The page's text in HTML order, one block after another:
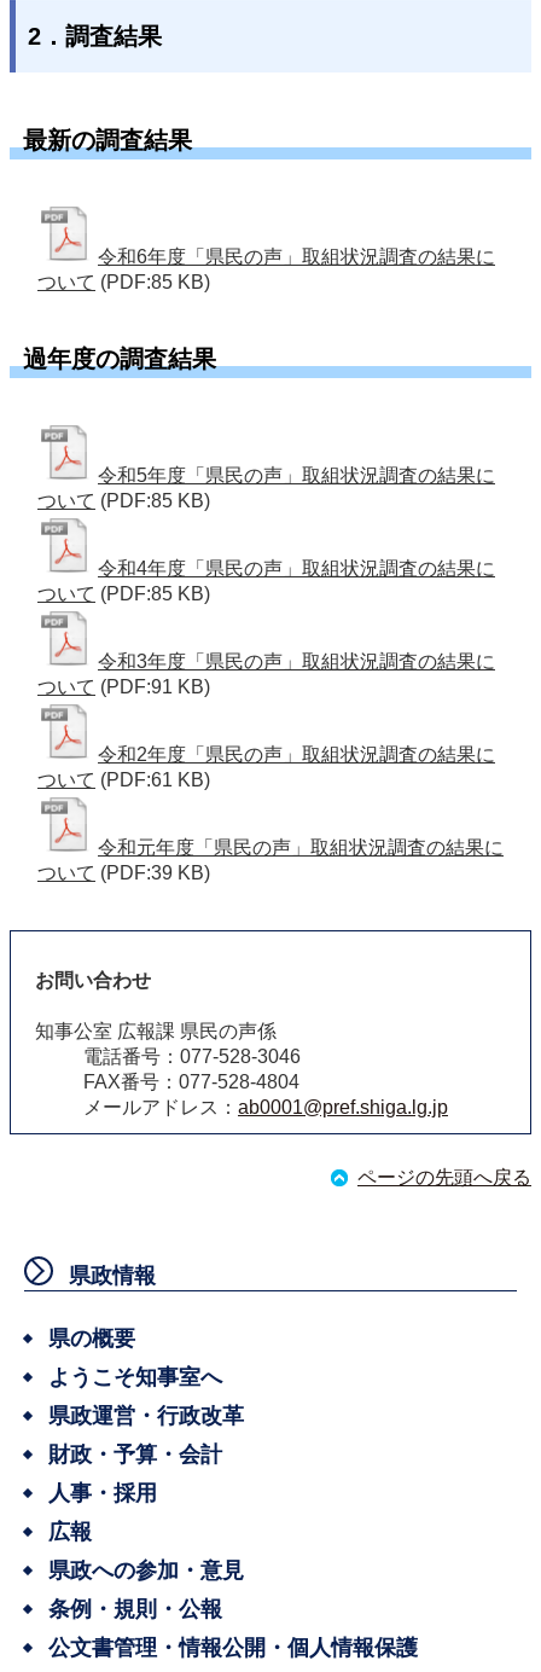
2．調査結果
最新の調査結果
令和6年度「県民の声」取組状況調査の結果に
ついて (PDF:85 KB)
過年度の調査結果
令和5年度「県民の声」取組状況調査の結果に
ついて (PDF:85 KB)
令和4年度「県民の声」取組状況調査の結果に
ついて (PDF:85 KB)
令和3年度「県民の声」取組状況調査の結果に
ついて (PDF:91 KB)
令和2年度「県民の声」取組状況調査の結果に
ついて (PDF:61 KB)
令和元年度「県民の声」取組状況調査の結果に
ついて (PDF:39 KB)
お問い合わせ
知事公室 広報課 県民の声係
電話番号：077-528-3046
FAX番号：077-528-4804
メールアドレス： ab0001@pref.shiga.lg.jp
ページの先頭へ戻る
県政情報
県の概要
ようこそ知事室へ
県政運営・行政改革
財政・予算・会計
人事・採用
広報
県政への参加・意見
条例・規則・公報
公文書管理・情報公開・個人情報保護